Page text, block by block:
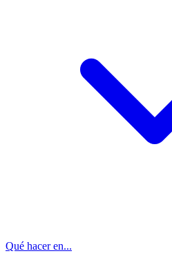
Qué hacer en...